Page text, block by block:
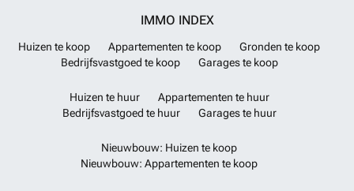
IMMO INDEX
Huizen te koop Appartementen te koop
Gronden te koop
Bedrijfsvastgoed te koop
Garages te koop
Huizen te huur
Appartementen te huur
Bedrijfsvastgoed te huur
Garages te huur
Nieuwbouw: Huizen te koop
Nieuwbouw: Appartementen te koop